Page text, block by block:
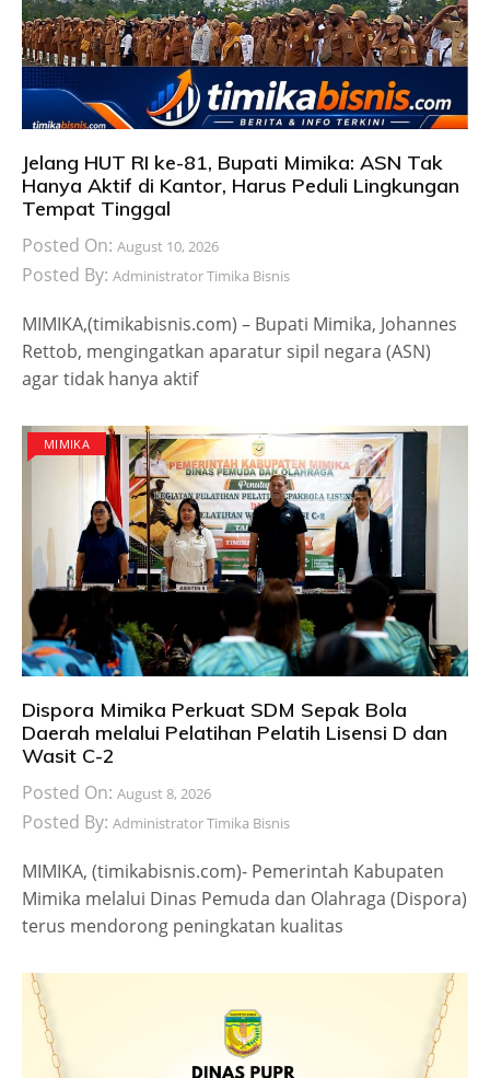
Jelang HUT RI ke-81, Bupati Mimika: ASN Tak
Hanya Aktif di Kantor, Harus Peduli Lingkungan
Tempat Tinggal
Posted On: August 10, 2026
Posted By: Administrator Timika Bisnis
MIMIKA,(timikabisnis.com) – Bupati Mimika, Johannes
Rettob, mengingatkan aparatur sipil negara (ASN)
agar tidak hanya aktif
MIMIKA
Dispora Mimika Perkuat SDM Sepak Bola
Daerah melalui Pelatihan Pelatih Lisensi D dan
Wasit C-2
Posted On: August 8, 2026
Posted By: Administrator Timika Bisnis
MIMIKA, (timikabisnis.com)- Pemerintah Kabupaten
Mimika melalui Dinas Pemuda dan Olahraga (Dispora)
terus mendorong peningkatan kualitas